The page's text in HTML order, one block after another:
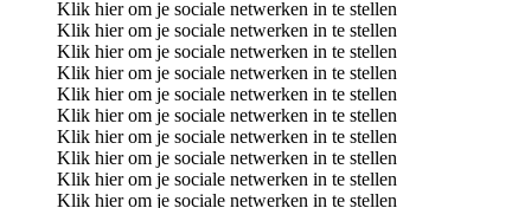
Klik hier om je sociale netwerken in te stellen
Klik hier om je sociale netwerken in te stellen
Klik hier om je sociale netwerken in te stellen
Klik hier om je sociale netwerken in te stellen
Klik hier om je sociale netwerken in te stellen
Klik hier om je sociale netwerken in te stellen
Klik hier om je sociale netwerken in te stellen
Klik hier om je sociale netwerken in te stellen
Klik hier om je sociale netwerken in te stellen
Klik hier om je sociale netwerken in te stellen